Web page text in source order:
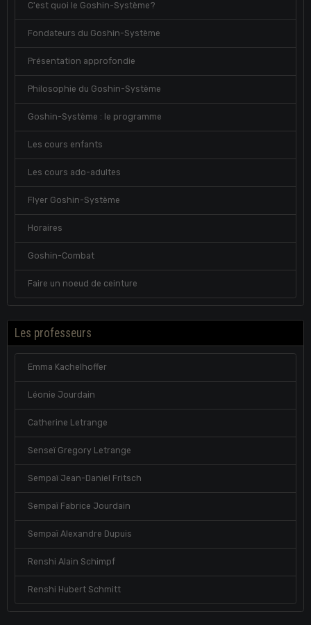
C'est quoi le Goshin-Système?
Fondateurs du Goshin-Système
Présentation approfondie
Philosophie du Goshin-Système
Goshin-Système : le programme
Les cours enfants
Les cours ado-adultes
Flyer Goshin-Système
Horaires
Goshin-Combat
Faire un noeud de ceinture
Les professeurs
Emma Kachelhoffer
Léonie Jourdain
Catherine Letrange
Senseï Gregory Letrange
Sempaï Jean-Daniel Fritsch
Sempaï Fabrice Jourdain
Sempaï Alexandre Dupuis
Renshi Alain Schimpf
Renshi Hubert Schmitt